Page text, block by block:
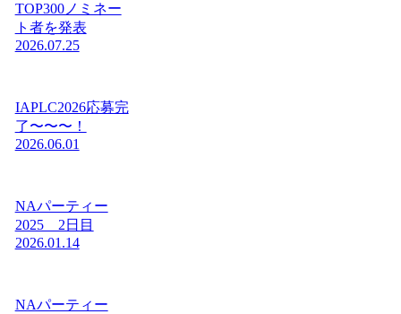
TOP300ノミネー
ト者を発表
2026.07.25
IAPLC2026応募完
了〜〜〜！
2026.06.01
NAパーティー
2025 2日目
2026.01.14
NAパーティー